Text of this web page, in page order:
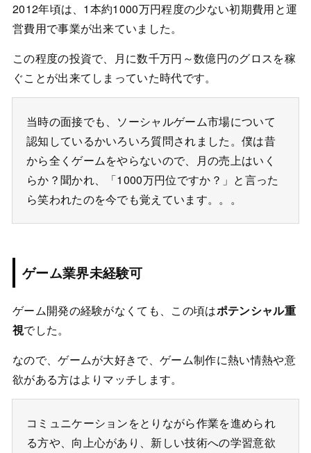
2012年頃は、1本約1000万円程度の少ない初期費用と運
営費用で事業が出来ていました。
この程度の投資で、月に数千万円～数億円のグロスを稼
ぐことが出来てしまっていた時代です。
当時の面接でも、ソーシャルゲーム市場について
認知しているかいろいろ質問されました。僕は昔
から全くゲームをやらないので、月の売上はいく
らか？聞かれ、「1000万円位ですか？」と言った
ら笑われたのを今でも覚えています。。。
ゲーム業界未経験可
ゲーム開発の経験がなくても、この頃はポテンシャル重
視でした。
なので、ゲームが大好きで、ゲーム制作に熱い情熱や意
欲がある方はよりマッチします。
コミュニケーションをとりながら作業を進められ
る方や、向上心があり、新しい技術への学習意欲